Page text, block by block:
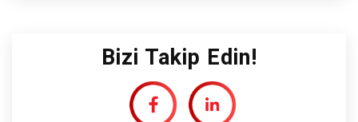
Bizi Takip Edin!